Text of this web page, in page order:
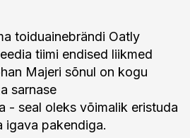
toiduainebrändi Oatly
tiimi endised liikmed
Majeri sõnul on kogu
sarnase
- seal oleks võimalik eristuda
igava pakendiga.